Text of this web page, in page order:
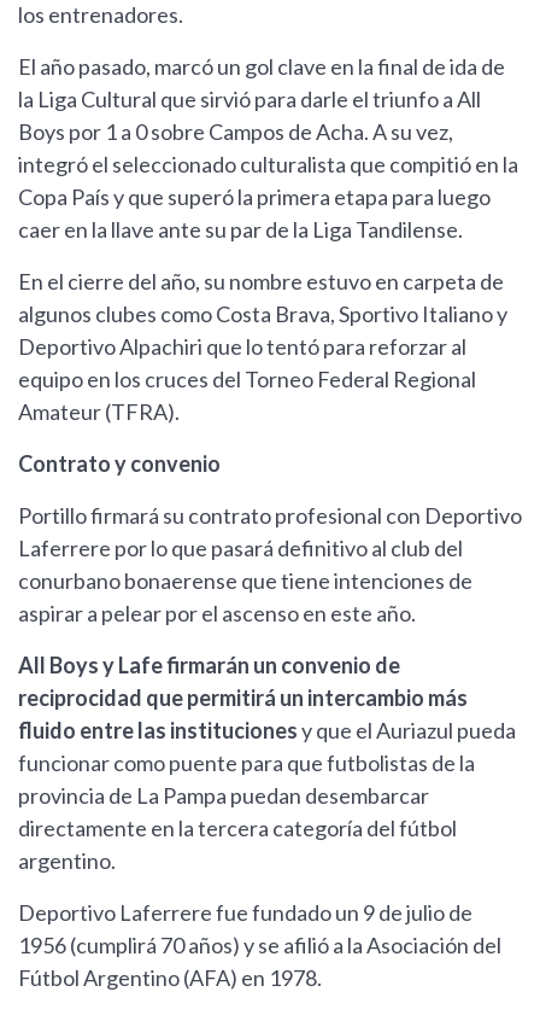
los entrenadores.
El año pasado, marcó un gol clave en la final de ida de
la Liga Cultural que sirvió para darle el triunfo a All
Boys por 1 a 0 sobre Campos de Acha. A su vez,
integró el seleccionado culturalista que compitió en la
Copa País y que superó la primera etapa para luego
caer en la llave ante su par de la Liga Tandilense.
En el cierre del año, su nombre estuvo en carpeta de
algunos clubes como Costa Brava, Sportivo Italiano y
Deportivo Alpachiri que lo tentó para reforzar al
equipo en los cruces del Torneo Federal Regional
Amateur (TFRA).
Contrato y convenio
Portillo firmará su contrato profesional con Deportivo
Laferrere por lo que pasará definitivo al club del
conurbano bonaerense que tiene intenciones de
aspirar a pelear por el ascenso en este año.
All Boys y Lafe firmarán un convenio de
reciprocidad que permitirá un intercambio más
fluido entre las institucionesy que el Auriazul pueda
funcionar como puente para que futbolistas de la
provincia de La Pampa puedan desembarcar
directamente en la tercera categoría del fútbol
argentino.
Deportivo Laferrere fue fundado un 9 de julio de
1956 (cumplirá 70 años) y se afilió a la Asociación del
Fútbol Argentino (AFA) en 1978.